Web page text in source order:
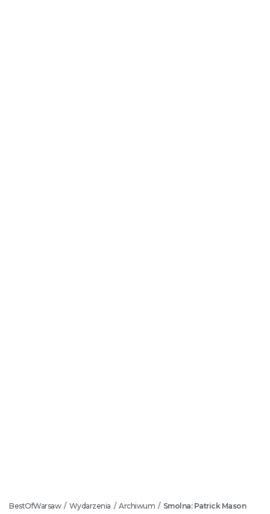
BestOfWarsaw / Wydarzenia / Archiwum / Smolna: Patrick Mason